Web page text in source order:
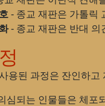
- 종교 재판은 가톨릭
- 종교 재판은 반대 의
용된 과정은 잔인하고
심되는 인물들은 체포